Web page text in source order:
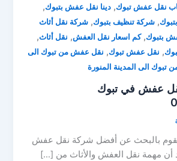
نقل عفش تبوك,دينا نقل عفش بتبوك,
,شركة تنظيف بتبوك,شركة نقل أثاث
بتبوك,كم اسعار نقل العفش, نقل أثاث,
, نقل عفش تبوك, نقل عفش من تبوك الى
الى المدينة المنورة
عفش في تبوك
تقوم بالبحث عن أفضل شركة نقل عفش
مهمة نقل العفش والأثاث من […]